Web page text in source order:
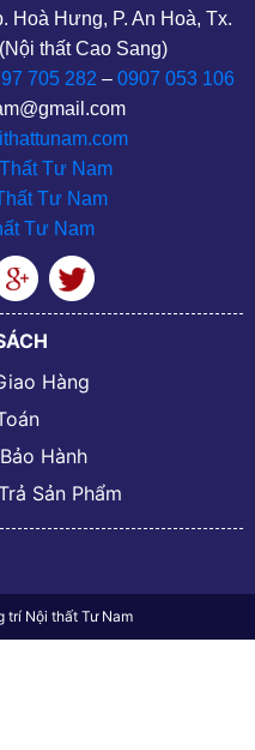
Hoà Hưng, P. An Hoà, Tx.
thất Cao Sang)
705 282 – 0907 053 106
Tư Nam
Tư Nam
Tư Nam
Hàng
Hành
Sản Phẩm
trí Nội thất Tư Nam